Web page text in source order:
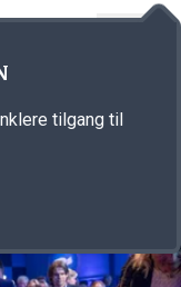
tilgang til